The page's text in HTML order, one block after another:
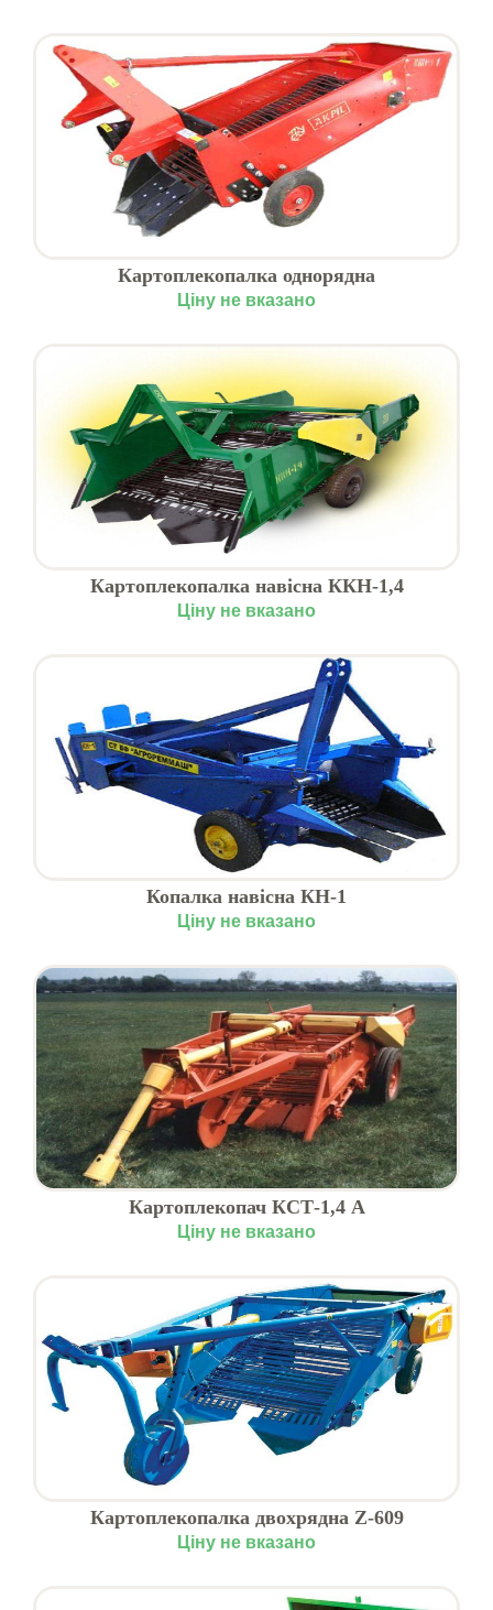
Картоплекопалка однорядна
Ціну не вказано
Картоплекопалка навісна ККН-1,4
Ціну не вказано
Копалка навісна КН-1
Ціну не вказано
Картоплекопач КСТ-1,4 А
Ціну не вказано
Картоплекопалка двохрядна Z-609
Ціну не вказано